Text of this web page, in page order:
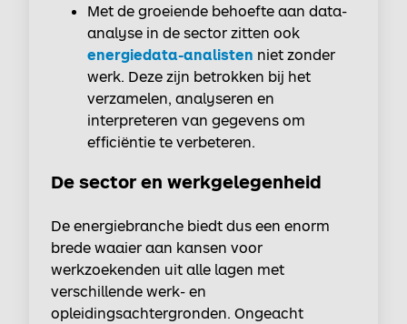
Met de groeiende behoefte aan data-
analyse in de sector zitten ook
energiedata-analisten niet zonder
werk. Deze zijn betrokken bij het
verzamelen, analyseren en
interpreteren van gegevens om
efficiëntie te verbeteren.
De sector en werkgelegenheid
De energiebranche biedt dus een enorm
brede waaier aan kansen voor
werkzoekenden uit alle lagen met
verschillende werk- en
opleidingsachtergronden. Ongeacht